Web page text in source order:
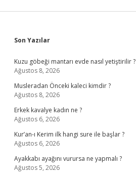
Sidebar
Son Yazılar
Kuzu göbeği mantarı evde nasıl yetiştirilir ?
Ağustos 8, 2026
Musleradan Önceki kaleci kimdir ?
Ağustos 8, 2026
Erkek kavalye kadın ne ?
Ağustos 6, 2026
Kur’an-ı Kerim ilk hangi sure ile başlar ?
Ağustos 6, 2026
Ayakkabı ayağını vurursa ne yapmalı ?
Ağustos 5, 2026